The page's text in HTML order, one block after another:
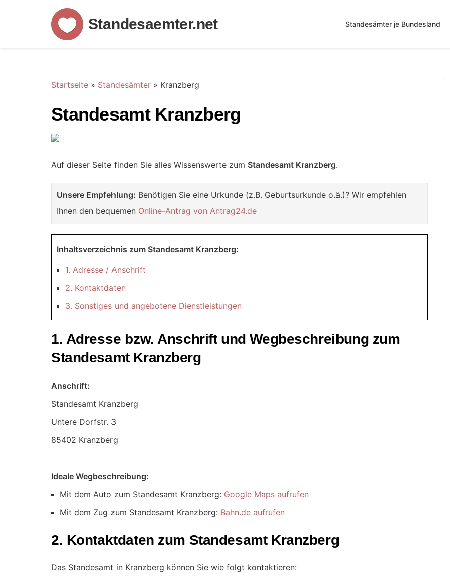
Standesaemter.net Standesämter je Bundesland
Startseite » Standesämter » Kranzberg
Standesamt Kranzberg
Auf dieser Seite finden Sie alles Wissenswerte zum Standesamt Kranzberg.
Unsere Empfehlung: Benötigen Sie eine Urkunde (z.B. Geburtsurkunde o.ä.)? Wir empfehlen
Ihnen den bequemen Online-Antrag von Antrag24.de
Inhaltsverzeichnis zum Standesamt Kranzberg:
1. Adresse / Anschrift
2. Kontaktdaten
3. Sonstiges und angebotene Dienstleistungen
1. Adresse bzw. Anschrift und Wegbeschreibung zum
Standesamt Kranzberg
Anschrift:
Standesamt Kranzberg
85402 Kranzberg
Ideale Wegbeschreibung:
Mit dem Auto zum Standesamt Kranzberg: Google Maps aufrufen
Mit dem Zug zum Standesamt Kranzberg: Bahn.de aufrufen
2. Kontaktdaten zum Standesamt Kranzberg
Das Standesamt in Kranzberg können Sie wie folgt kontaktieren: